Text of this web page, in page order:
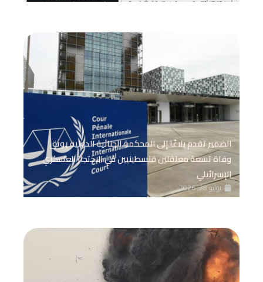
الضمير تقدم بلاغًا إلى المحكمة الجنائية الدولية يوثق
وفاة تسعة معتقلين فلسطينيين في الاحتجاز العسكري
الإسرائيلي
يوليو 28, 2026